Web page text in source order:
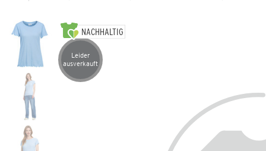
NACHHALTIG
Artikel leider ausverkauft
Leider
ausverkauft